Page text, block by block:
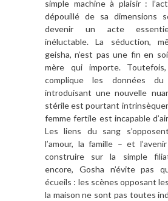
simple machine à plaisir :
dépouillé de sa dimensions
devenir un acte
inéluctable. La séduction,
geisha, n’est pas une fin en
mère qui importe.
complique les données
introduisant une nouvelle
stérile est pourtant
femme fertile est incapable
Les liens du sang
l’amour, la famille – et
construire sur la simple
encore, Gosha n’évite pas
écueils : les scènes opposant
la maison ne sont pas toutes